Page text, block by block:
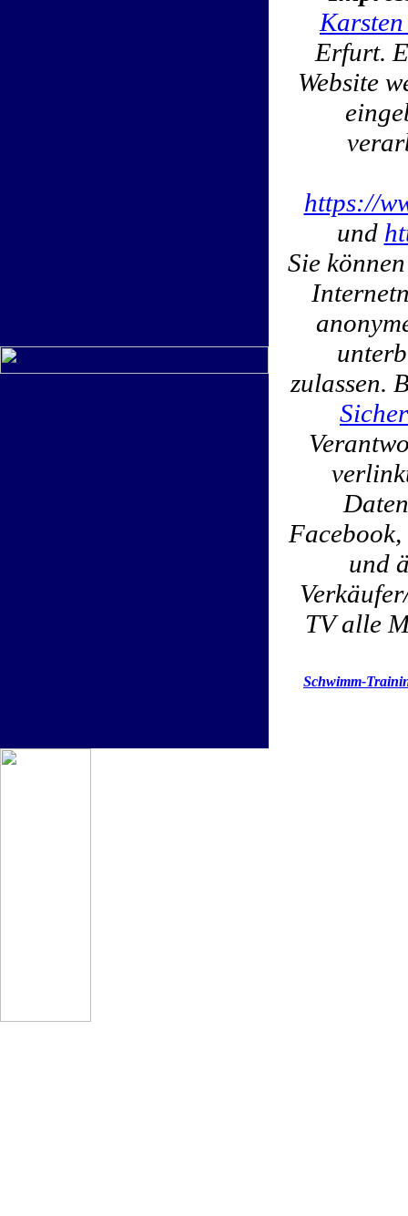
Erfurt.
Website
https://
und
Sie
zulassen.
und
TV alle
Schwimm-